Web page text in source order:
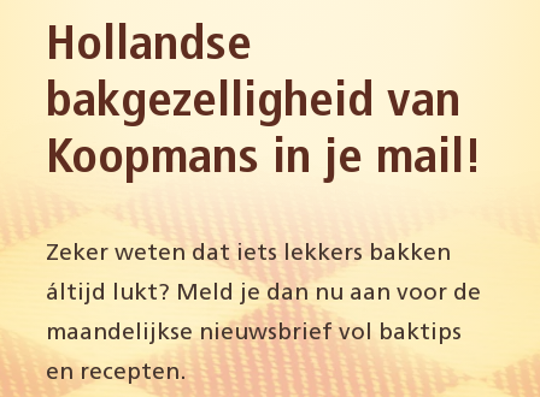
Hollandse
bakgezelligheid van
Koopmans in je mail!
Zeker weten dat iets lekkers bakken
áltijd lukt? Meld je dan nu aan voor de
maandelijkse nieuwsbrief vol baktips
en recepten.